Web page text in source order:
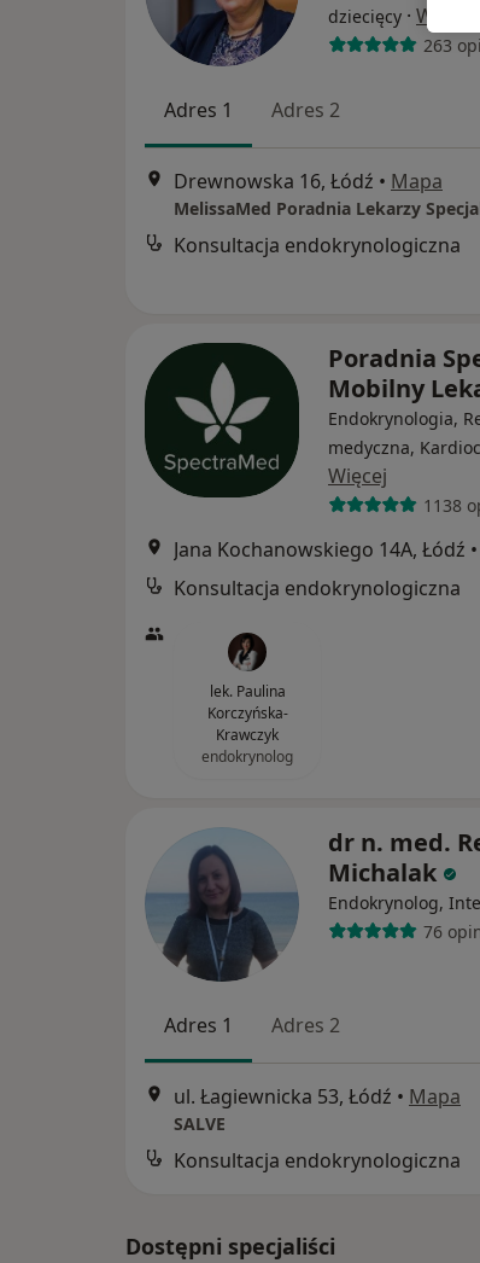
dziecięcy · Więcej
263
Adres 1 Adres 2
Drewnowska 16, Łódź • Mapa
MelissaMed Poradnia Lekarzy
Konsultacja endokrynologiczna
Poradnia
Mobilny
Endokrynologia,
medyczna,
Więcej
1138
Jana Kochanowskiego 14A, Łódź •
Konsultacja endokrynologiczna
lek. Paulina
Korczyńska-
Krawczyk
endokrynolog
dr n. med.
Michalak
Endokrynolog,
76
Adres 1 Adres 2
ul. Łagiewnicka 53, Łódź • Mapa
SALVE
Konsultacja endokrynologiczna
Dostępni specjaliści